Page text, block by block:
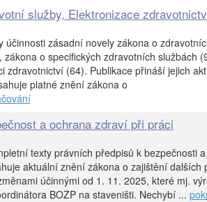
služby, Elektronizace
účinnosti zásadní novely zákona o
zákona o specifických zdravotních službách
zdravotnictví (64). Publikace přináší jejich
platné znění zákona o
a ochrana zdraví při práci
texty právních předpisů k bezpečnosti
aktuální znění zákona o zajištění dalších
účinnými od 1. 11. 2025, které mj.
BOZP na staveništi. Nechybí ...